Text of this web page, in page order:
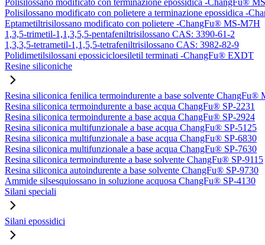
Polisilossano modificato con terminazione epossidica -ChangFu®
Polisilossano modificato con polietere a terminazione epossidica -
Eptametiltrisilossano modificato con polietere -ChangFu® MS-M7H
1,3,5-trimetil-1,1,3,5,5-pentafeniltrisilossano CAS: 3390-61-2
1,3,3,5-tetrametil-1,1,5,5-tetrafeniltrisilossano CAS: 3982-82-9
Polidimetilsilossani epossicicloesiletil terminati -ChangFu® EXDT
Resine siliconiche
Resina siliconica fenilica termoindurente a base solvente ChangFu®
Resina siliconica termoindurente a base acqua ChangFu® SP-2231
Resina siliconica termoindurente a base acqua ChangFu® SP-2924
Resina siliconica multifunzionale a base acqua ChangFu® SP-5125
Resina siliconica multifunzionale a base acqua ChangFu® SP-6830
Resina siliconica multifunzionale a base acqua ChangFu® SP-7630
Resina siliconica termoindurente a base solvente ChangFu® SP-9115
Resina siliconica autoindurente a base solvente ChangFu® SP-9730
Ammide silsesquiossano in soluzione acquosa ChangFu® SP-4130
Silani speciali
Silani epossidici